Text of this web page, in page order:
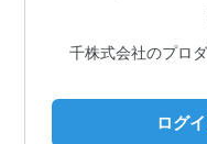
千株式会社のプロ
ログ